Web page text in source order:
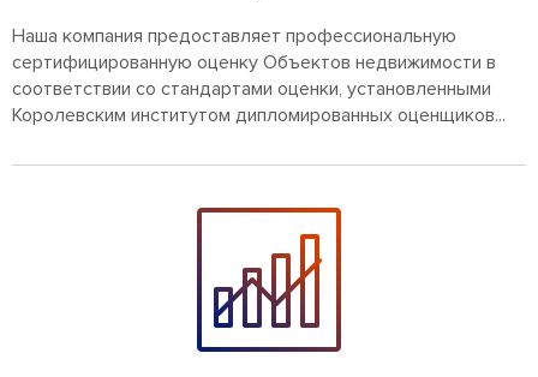
Наша компания предоставляет профессиональную
сертифицированную оценку Объектов недвижимости в
соответствии со стандартами оценки, установленными
Королевским институтом дипломированных оценщиков...